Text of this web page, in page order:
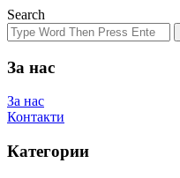
Search
За нас
За нас
Контакти
Категории